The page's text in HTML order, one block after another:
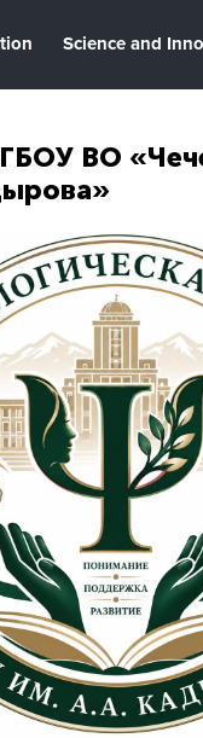
Science and
ВО